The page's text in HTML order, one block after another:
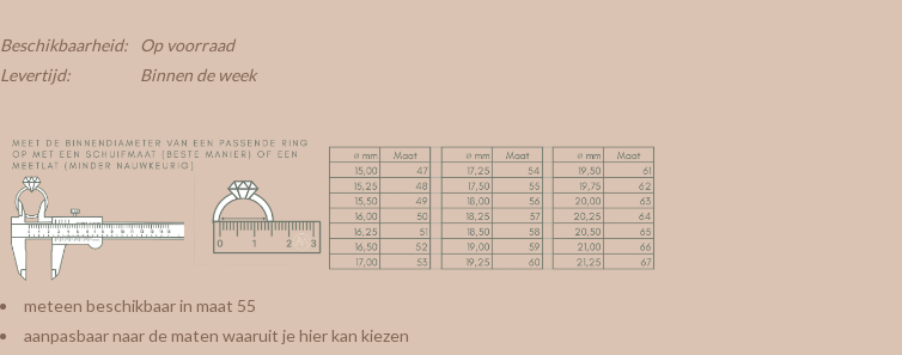
Beschikbaarheid:
Op voorraad
Levertijd:
Binnen de week
meteen beschikbaar in maat 55
aanpasbaar naar de maten waaruit je hier kan kiezen